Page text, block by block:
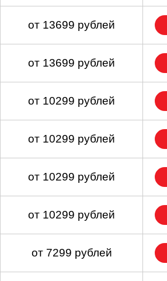
от 13699 рублей
от 13699 рублей
от 10299 рублей
от 10299 рублей
от 10299 рублей
от 10299 рублей
от 7299 рублей